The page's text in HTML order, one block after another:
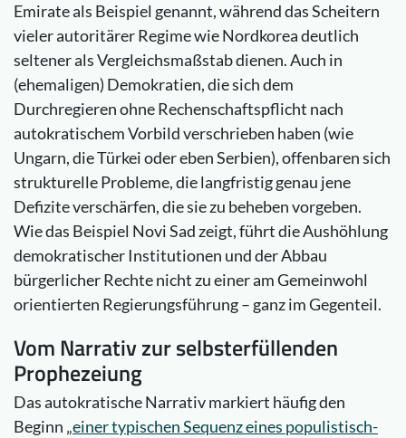
Emirate als Beispiel genannt, während das Scheitern
vieler autoritärer Regime wie Nordkorea deutlich
seltener als Vergleichsmaßstab dienen. Auch in
(ehemaligen) Demokratien, die sich dem
Durchregieren ohne Rechenschaftspflicht nach
autokratischem Vorbild verschrieben haben (wie
Ungarn, die Türkei oder eben Serbien), offenbaren sich
strukturelle Probleme, die langfristig genau jene
Defizite verschärfen, die sie zu beheben vorgeben.
Wie das Beispiel Novi Sad zeigt, führt die Aushöhlung
demokratischer Institutionen und der Abbau
bürgerlicher Rechte nicht zu einer am Gemeinwohl
orientierten Regierungsführung – ganz im Gegenteil.
Vom Narrativ zur selbsterfüllenden
Prophezeiung
Das autokratische Narrativ markiert häufig den
Beginn „einer typischen Sequenz eines populistisch-